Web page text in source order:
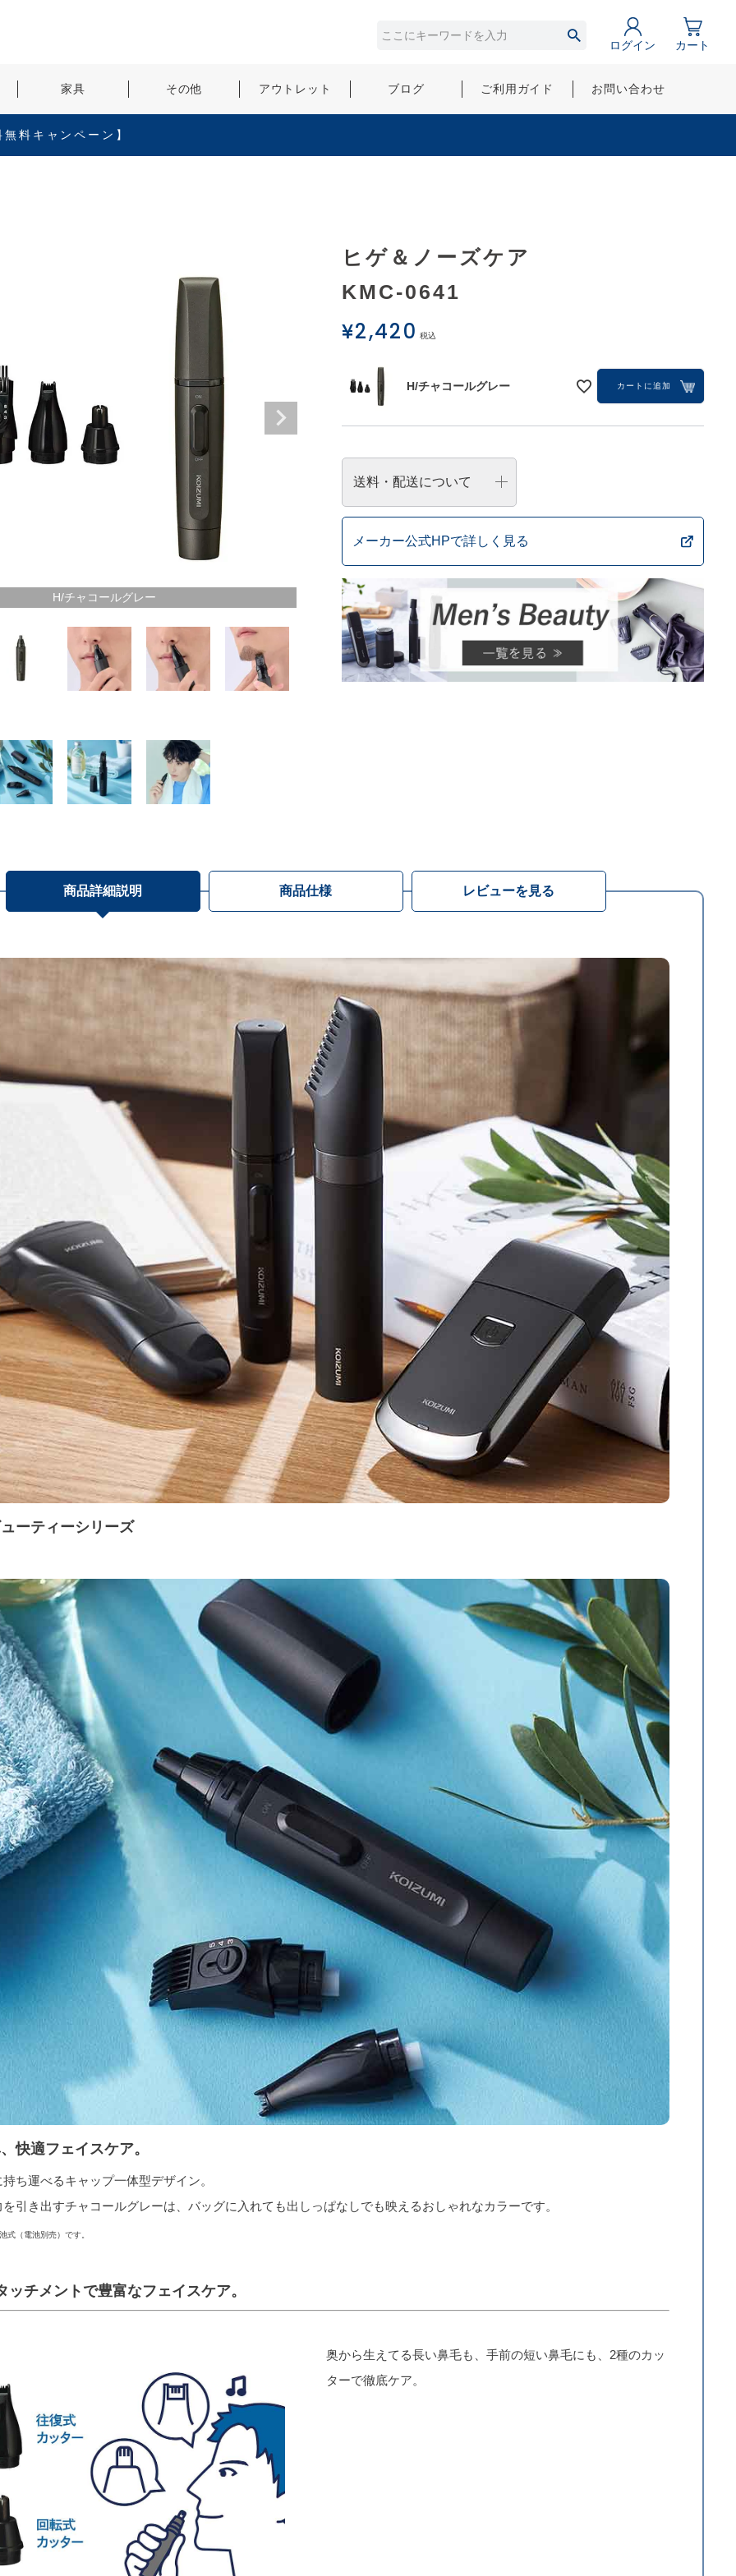
ログイン カート
家具 その他 アウトレット ブログ ご利用ガイド お問い合わせ
料キャンペーン】
H/チャコールグレー
ヒゲ＆ノーズケア
KMC-0641
¥2,420 税込
H/チャコールグレー カートに追加
送料・配送について
メーカー公式HPで詳しく見る
商品詳細説明
ーティーシリーズ
快適フェイスケア。
ち運べるキャップ一体型デザイン。
引き出すチャコールグレーは、バッグに入れても出しっぱなしでも映えるおしゃれなカラーです。
式（電池別売）です。
ッチメントで豊富なフェイスケア。
奥から生えてる長い鼻毛も、手前の短い鼻毛にも、2種のカッ
ターで徹底ケア。
商品仕様 レビューを見る